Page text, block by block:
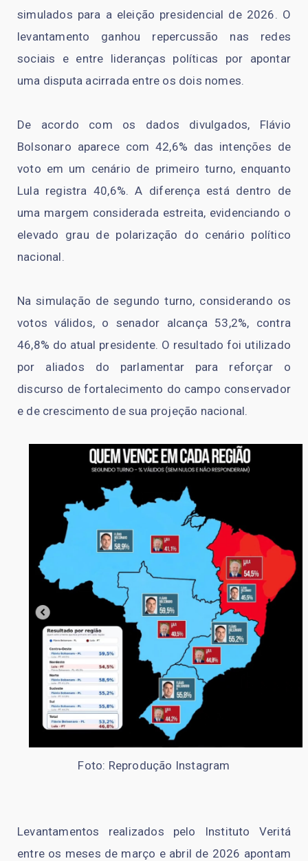
simulados para a eleição presidencial de 2026. O
levantamento ganhou repercussão nas redes
sociais e entre lideranças políticas por apontar
uma disputa acirrada entre os dois nomes.
De acordo com os dados divulgados, Flávio
Bolsonaro aparece com 42,6% das intenções de
voto em um cenário de primeiro turno, enquanto
Lula registra 40,6%. A diferença está dentro de
uma margem considerada estreita, evidenciando o
elevado grau de polarização do cenário político
nacional.
Na simulação de segundo turno, considerando os
votos válidos, o senador alcança 53,2%, contra
46,8% do atual presidente. O resultado foi utilizado
por aliados do parlamentar para reforçar o
discurso de fortalecimento do campo conservador
e de crescimento de sua projeção nacional.
Foto: Reprodução Instagram
Levantamentos realizados pelo Instituto Veritá
entre os meses de março e abril de 2026 apontam